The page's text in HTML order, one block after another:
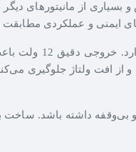
از مانیتورهای دیگر
ایمنی و عملکردی مطابقت
می‌شود مانیتور به‌صورت
مانیتورهای معمولی کاملاً مناسب است
داشته باشد. ساخت